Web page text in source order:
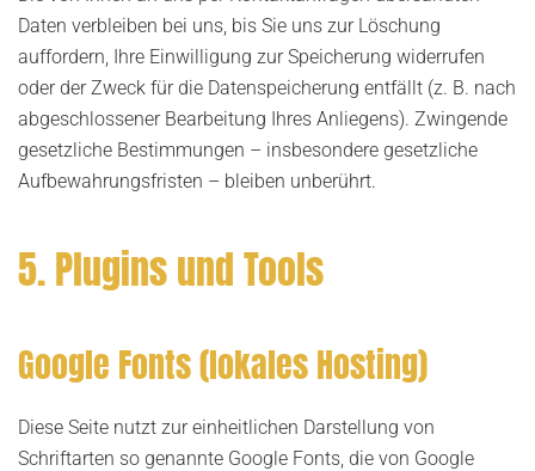
Daten verbleiben bei uns, bis Sie uns zur Löschung
auffordern, Ihre Einwilligung zur Speicherung widerrufen
oder der Zweck für die Datenspeicherung entfällt (z. B. nach
abgeschlossener Bearbeitung Ihres Anliegens). Zwingende
gesetzliche Bestimmungen – insbesondere gesetzliche
Aufbewahrungsfristen – bleiben unberührt.
5. Plugins und Tools
Google Fonts (lokales Hosting)
Diese Seite nutzt zur einheitlichen Darstellung von
Schriftarten so genannte Google Fonts, die von Google